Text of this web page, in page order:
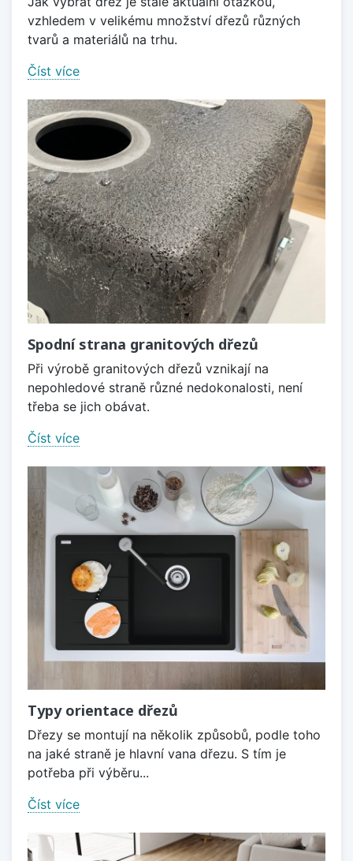
vzhledem v velikému množství dřezů různých
tvarů a materiálů na trhu.
Číst více
Spodní strana granitových dřezů
Při výrobě granitových dřezů vznikají na
nepohledové straně různé nedokonalosti, není
třeba se jich obávat.
Číst více
Typy orientace dřezů
Dřezy se montují na několik způsobů, podle toho
na jaké straně je hlavní vana dřezu. S tím je
potřeba při výběru...
Číst více